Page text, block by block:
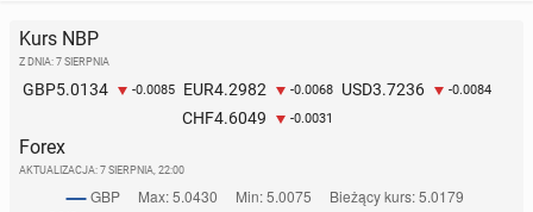
Kurs NBP
Z DNIA: 7 SIERPNIA
GBP5.0134 -0.0085 EUR4.2982 -0.0068 USD3.7236 -0.0084
CHF4.6049 -0.0031
Forex
AKTUALIZACJA: 7 SIERPNIA, 22:00